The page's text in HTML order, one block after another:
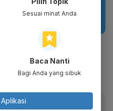
dari bahan karet dan
EVA...Sesuai minat Anda
Baca Nanti
Bagi Anda yang sibuk